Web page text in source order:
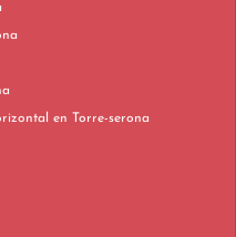
Derecho Inmobiliario y Propiedad Horizontal en Torre-serona